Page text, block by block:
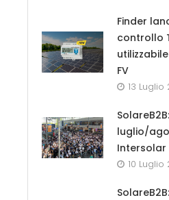
Finder
controllo
FV
13 Luglio
luglio/
Intersolar
10 Luglio